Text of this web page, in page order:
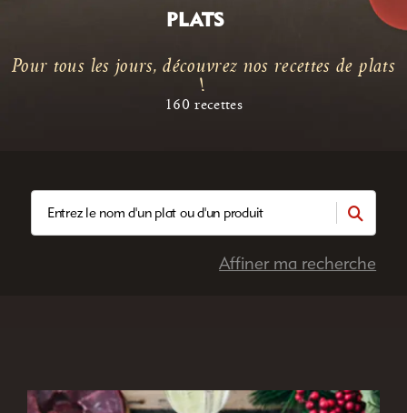
PLATS
Pour tous les jours, découvrez nos recettes de plats
!
160 recettes
Title
Affiner ma recherche